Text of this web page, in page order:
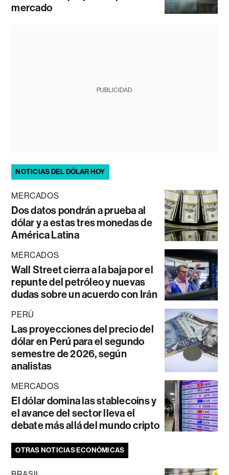
mercado
PUBLICIDAD
NOTICIAS DEL DÓLAR HOY
MERCADOS
Dos datos pondrán a prueba al
dólar y a estas tres monedas de
América Latina
MERCADOS
Wall Street cierra a la baja por el
repunte del petróleo y nuevas
dudas sobre un acuerdo con Irán
PERÚ
Las proyecciones del precio del
dólar en Perú para el segundo
semestre de 2026, según
analistas
MERCADOS
El dólar domina las stablecoins y
el avance del sector lleva el
debate más allá del mundo cripto
OTRAS NOTICIAS ECONÓMICAS